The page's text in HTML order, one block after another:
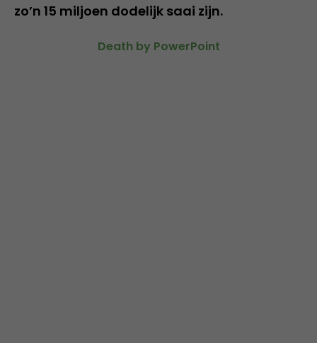
zo’n 15 miljoen dodelijk saai zijn.
Death by PowerPoint